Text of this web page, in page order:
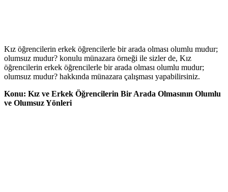
Kız öğrencilerin erkek öğrencilerle bir arada olması olumlu mudur;
olumsuz mudur? konulu münazara örneği ile sizler de, Kız
öğrencilerin erkek öğrencilerle bir arada olması olumlu mudur;
olumsuz mudur? hakkında münazara çalışması yapabilirsiniz.
Konu: Kız ve Erkek Öğrencilerin Bir Arada Olmasının Olumlu
ve Olumsuz Yönleri